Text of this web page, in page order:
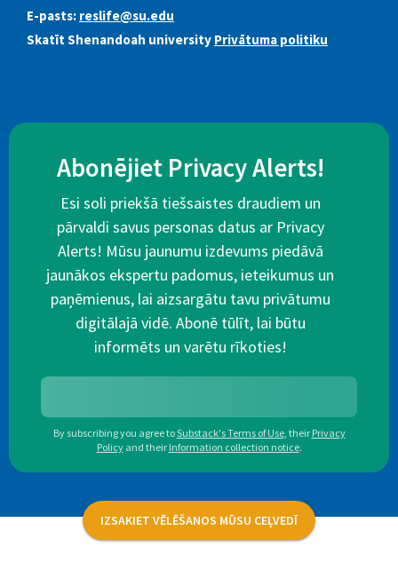
E-pasts: reslife@su.edu
Skatīt Shenandoah university Privātuma politiku
Abonējiet Privacy Alerts!
Esi soli priekšā tiešsaistes draudiem un
pārvaldi savus personas datus ar Privacy
Alerts! Mūsu jaunumu izdevums piedāvā
jaunākos ekspertu padomus, ieteikumus un
paņēmienus, lai aizsargātu tavu privātumu
digitālajā vidē. Abonē tūlīt, lai būtu
informēts un varētu rīkoties!
By subscribing you agree toSubstack's Terms of Use, their Privacy
Policy and their Information collection notice.
IZSAKIET VĒLĒŠANOS MŪSU CEĻVEDĪ